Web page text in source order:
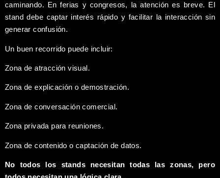
caminando. En ferias y congresos, la atención es breve. El
stand debe captar interés rápido y facilitar la interacción sin
generar confusión.
Un buen recorrido puede incluir:
Zona de atracción visual.
Zona de explicación o demostración.
Zona de conversación comercial.
Zona privada para reuniones.
Zona de contenido o captación de datos.
No todos los stands necesitan todas las zonas, pero